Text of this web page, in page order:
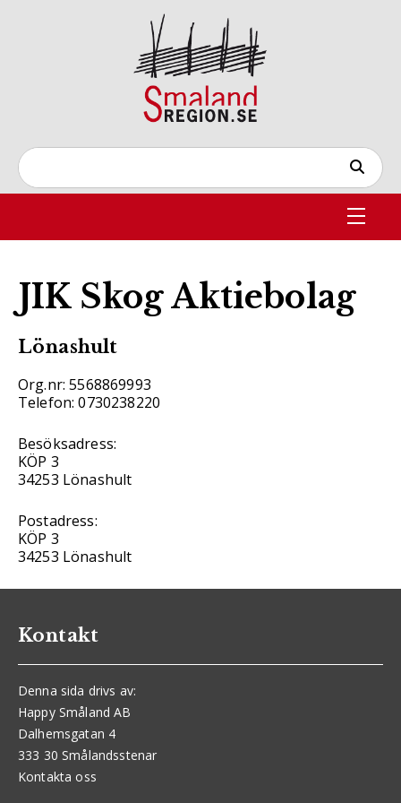
JIK Skog Aktiebolag
Lönashult
Org.nr: 5568869993
Telefon: 0730238220
Besöksadress:
KÖP 3
34253 Lönashult
Postadress:
KÖP 3
34253 Lönashult
Kontakt
Denna sida drivs av:
Happy Småland AB
Dalhemsgatan 4
333 30 Smålandsstenar
Kontakta oss